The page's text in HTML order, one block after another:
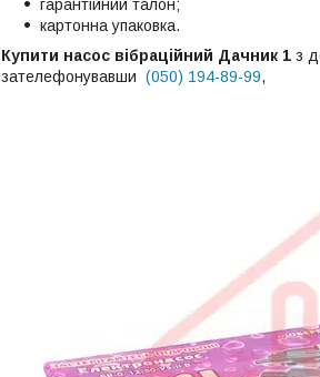
гарантійний талон;
картонна упаковка.
Купити насос вібраційний Дачник 1 з
зателефонувавши (050) 194-89-99,